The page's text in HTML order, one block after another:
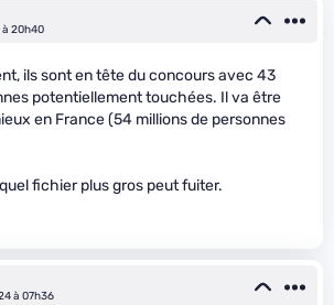
20h40
ils sont en tête du concours avec 43
potentiellement touchées. Il va être
en France (54 millions de personnes
fichier plus gros peut fuiter.
à 07h36